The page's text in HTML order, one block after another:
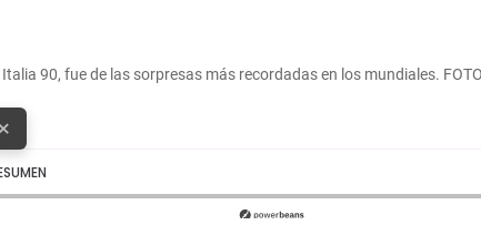
90, fue de las sorpresas más recordadas en los mundiales.